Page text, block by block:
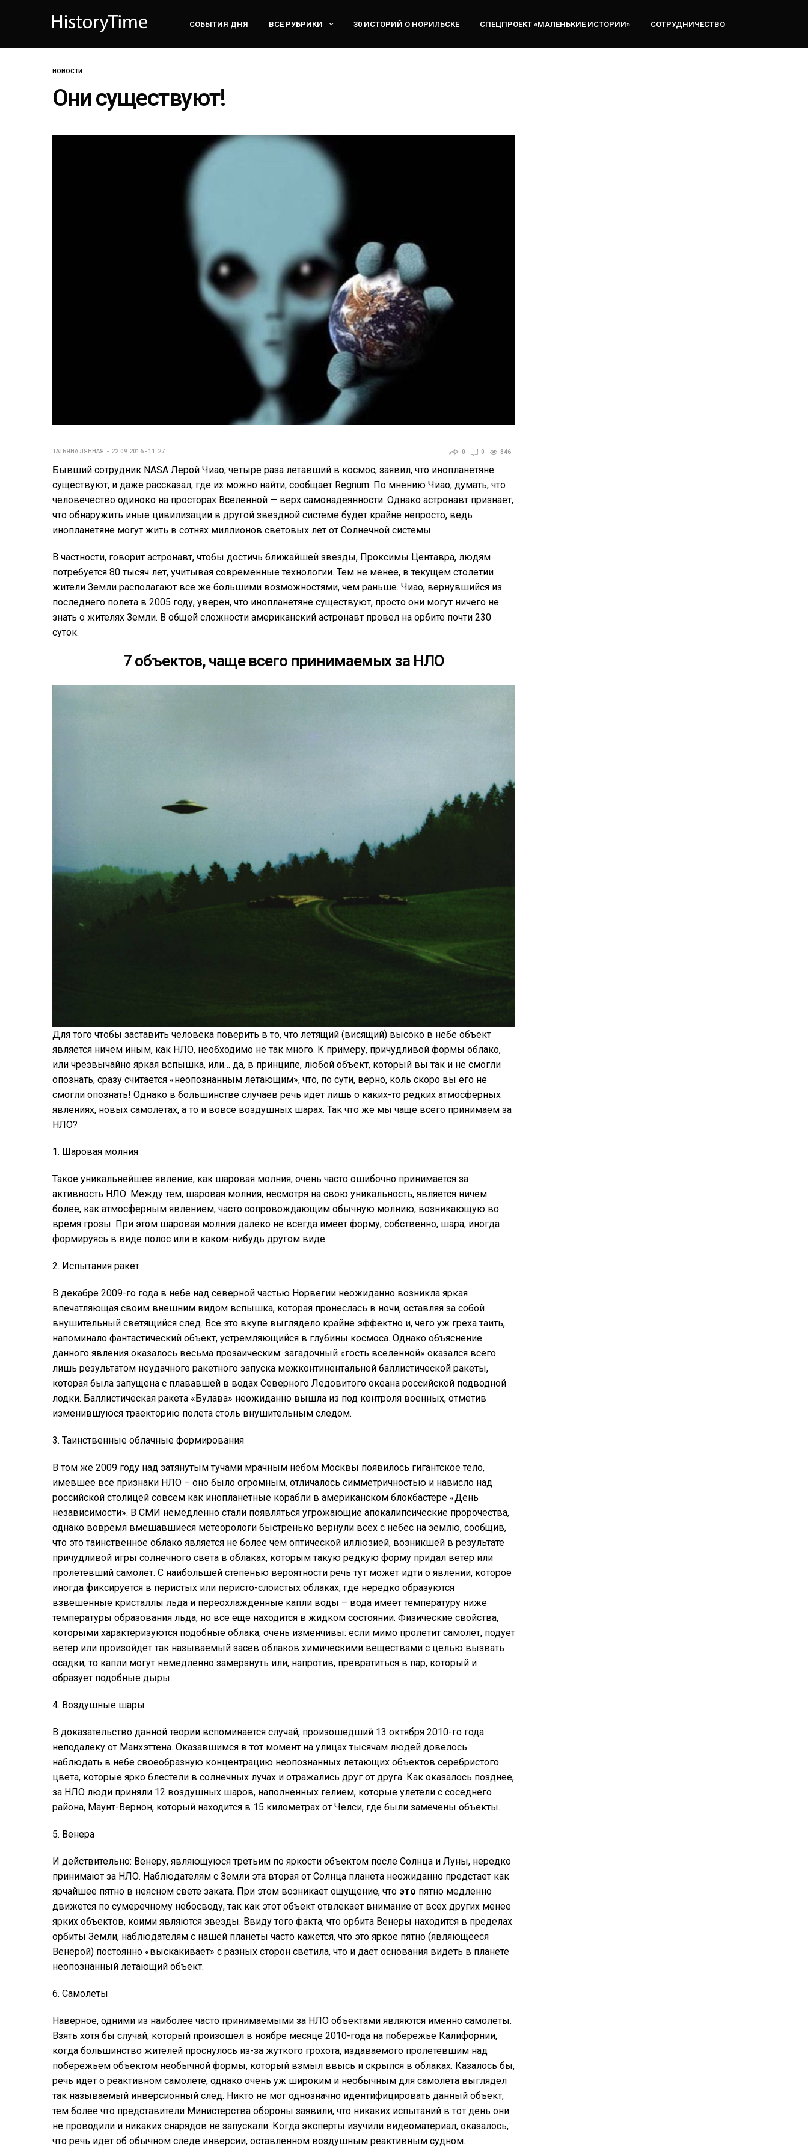
СОБЫТИЯ ДНЯ ВСЕ РУБРИКИ 30 ИСТОРИЙ О НОРИЛЬСКЕ СПЕЦПРОЕКТ «МАЛЕНЬКИЕ ИСТОРИИ» СОТРУДНИЧЕСТВО
НОВОСТИ
Они существуют!
ТАТЬЯНА ЛЯННАЯ 22.09.2016 - 11:27 0 0 846
Бывший сотрудник NASA Лерой Чиао, четыре раза летавший в космос, заявил, что инопланетяне
существуют, и даже рассказал, где их можно найти, сообщает Regnum. По мнению Чиао, думать, что
человечество одиноко на просторах Вселенной — верх самонадеянности. Однако астронавт признает,
что обнаружить иные цивилизации в другой звездной системе будет крайне непросто, ведь
инопланетяне могут жить в сотнях миллионов световых лет от Солнечной системы.
В частности, говорит астронавт, чтобы достичь ближайшей звезды, Проксимы Центавра, людям
потребуется 80 тысяч лет, учитывая современные технологии. Тем не менее, в текущем столетии
жители Земли располагают все же большими возможностями, чем раньше. Чиао, вернувшийся из
последнего полета в 2005 году, уверен, что инопланетяне существуют, просто они могут ничего не
знать о жителях Земли. В общей сложности американский астронавт провел на орбите почти 230
суток.
7 объектов, чаще всего принимаемых за НЛО
Для того чтобы заставить человека поверить в то, что летящий (висящий) высоко в небе объект
является ничем иным, как НЛО, необходимо не так много. К примеру, причудливой формы облако,
или чрезвычайно яркая вспышка, или… да, в принципе, любой объект, который вы так и не смогли
опознать, сразу считается «неопознанным летающим», что, по сути, верно, коль скоро вы его не
смогли опознать! Однако в большинстве случаев речь идет лишь о каких-то редких атмосферных
явлениях, новых самолетах, а то и вовсе воздушных шарах. Так что же мы чаще всего принимаем за
НЛО?
1. Шаровая молния
Такое уникальнейшее явление, как шаровая молния, очень часто ошибочно принимается за
активность НЛО. Между тем, шаровая молния, несмотря на свою уникальность, является ничем
более, как атмосферным явлением, часто сопровождающим обычную молнию, возникающую во
время грозы. При этом шаровая молния далеко не всегда имеет форму, собственно, шара, иногда
формируясь в виде полос или в каком-нибудь другом виде.
2. Испытания ракет
В декабре 2009-го года в небе над северной частью Норвегии неожиданно возникла яркая
впечатляющая своим внешним видом вспышка, которая пронеслась в ночи, оставляя за собой
внушительный светящийся след. Все это вкупе выглядело крайне эффектно и, чего уж греха таить,
напоминало фантастический объект, устремляющийся в глубины космоса. Однако объяснение
данного явления оказалось весьма прозаическим: загадочный «гость вселенной» оказался всего
лишь результатом неудачного ракетного запуска межконтинентальной баллистической ракеты,
которая была запущена с плававшей в водах Северного Ледовитого океана российской подводной
лодки. Баллистическая ракета «Булава» неожиданно вышла из под контроля военных, отметив
изменившуюся траекторию полета столь внушительным следом.
3. Таинственные облачные формирования
В том же 2009 году над затянутым тучами мрачным небом Москвы появилось гигантское тело,
имевшее все признаки НЛО – оно было огромным, отличалось симметричностью и нависло над
российской столицей совсем как инопланетные корабли в американском блокбастере «День
независимости». В СМИ немедленно стали появляться угрожающие апокалипсические пророчества,
однако вовремя вмешавшиеся метеорологи быстренько вернули всех с небес на землю, сообщив,
что это таинственное облако является не более чем оптической иллюзией, возникшей в результате
причудливой игры солнечного света в облаках, которым такую редкую форму придал ветер или
пролетевший самолет. С наибольшей степенью вероятности речь тут может идти о явлении, которое
иногда фиксируется в перистых или перисто-слоистых облаках, где нередко образуются
взвешенные кристаллы льда и переохлажденные капли воды – вода имеет температуру ниже
температуры образования льда, но все еще находится в жидком состоянии. Физические свойства,
которыми характеризуются подобные облака, очень изменчивы: если мимо пролетит самолет, подует
ветер или произойдет так называемый засев облаков химическими веществами с целью вызвать
осадки, то капли могут немедленно замерзнуть или, напротив, превратиться в пар, который и
образует подобные дыры.
4. Воздушные шары
В доказательство данной теории вспоминается случай, произошедший 13 октября 2010-го года
неподалеку от Манхэттена. Оказавшимся в тот момент на улицах тысячам людей довелось
наблюдать в небе своеобразную концентрацию неопознанных летающих объектов серебристого
цвета, которые ярко блестели в солнечных лучах и отражались друг от друга. Как оказалось позднее,
за НЛО люди приняли 12 воздушных шаров, наполненных гелием, которые улетели с соседнего
района, Маунт-Вернон, который находится в 15 километрах от Челси, где были замечены объекты.
5. Венера
И действительно: Венеру, являющуюся третьим по яркости объектом после Солнца и Луны, нередко
принимают за НЛО. Наблюдателям с Земли эта вторая от Солнца планета неожиданно предстает как
ярчайшее пятно в неясном свете заката. При этом возникает ощущение, что это пятно медленно
движется по сумеречному небосводу, так как этот объект отвлекает внимание от всех других менее
ярких объектов, коими являются звезды. Ввиду того факта, что орбита Венеры находится в пределах
орбиты Земли, наблюдателям с нашей планеты часто кажется, что это яркое пятно (являющееся
Венерой) постоянно «выскакивает» с разных сторон светила, что и дает основания видеть в планете
неопознанный летающий объект.
6. Самолеты
Наверное, одними из наиболее часто принимаемыми за НЛО объектами являются именно самолеты.
Взять хотя бы случай, который произошел в ноябре месяце 2010-года на побережье Калифорнии,
когда большинство жителей проснулось из-за жуткого грохота, издаваемого пролетевшим над
побережьем объектом необычной формы, который взмыл ввысь и скрылся в облаках. Казалось бы,
речь идет о реактивном самолете, однако очень уж широким и необычным для самолета выглядел
так называемый инверсионный след. Никто не мог однозначно идентифицировать данный объект,
тем более что представители Министерства обороны заявили, что никаких испытаний в тот день они
не проводили и никаких снарядов не запускали. Когда эксперты изучили видеоматериал, оказалось,
что речь идет об обычном следе инверсии, оставленном воздушным реактивным судном.